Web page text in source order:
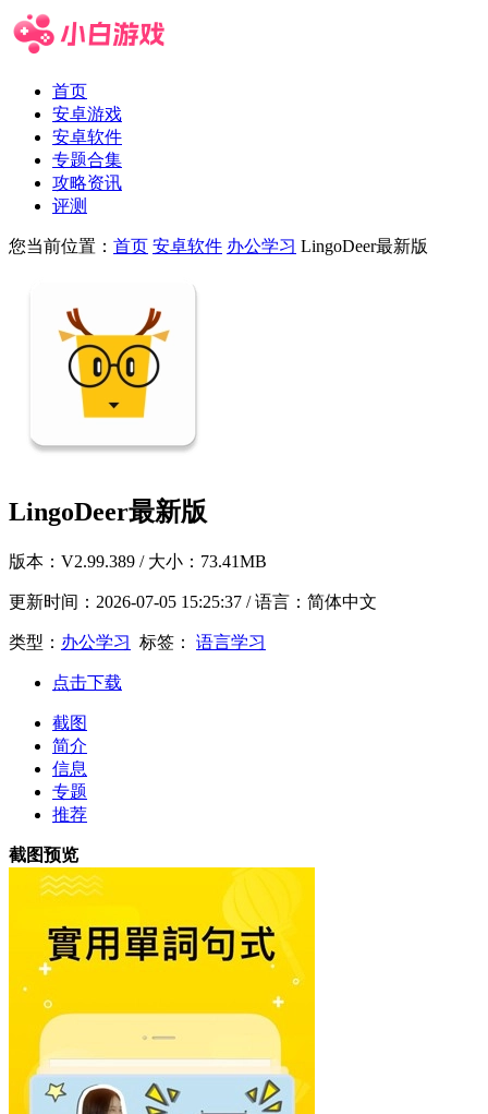
首页
安卓游戏
安卓软件
专题合集
攻略资讯
评测
您当前位置： 首页 安卓软件 办公学习 LingoDeer最新版
LingoDeer最新版
版本： V2.99.389 / 大小：73.41MB
更新时间： 2026-07-05 15:25:37 / 语言：简体中文
类型： 办公学习 标签： 语言学习
点击下载
截图
简介
信息
专题
推荐
截图预览